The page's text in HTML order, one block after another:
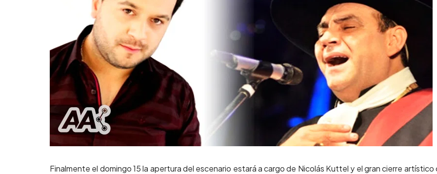
Finalmente el domingo 15 la apertura del escenario estará a cargo de Nicolás Kuttel y el gran cierre artístico